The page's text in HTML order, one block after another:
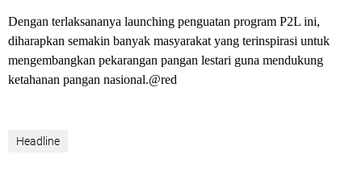
Dengan terlaksananya launching penguatan program P2L ini,
diharapkan semakin banyak masyarakat yang terinspirasi untuk
mengembangkan pekarangan pangan lestari guna mendukung
ketahanan pangan nasional.@red
Headline